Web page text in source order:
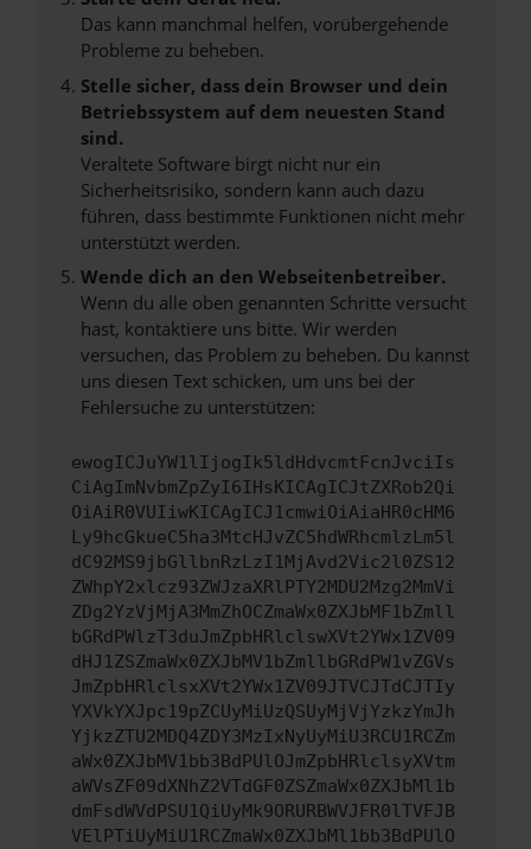
Das kann manchmal helfen, vorübergehende
Probleme zu beheben.
Stelle sicher, dass dein Browser und dein
Betriebssystem auf dem neuesten Stand
sind.
Veraltete Software birgt nicht nur ein
Sicherheitsrisiko, sondern kann auch dazu
führen, dass bestimmte Funktionen nicht mehr
unterstützt werden.
Wende dich an den Webseitenbetreiber.
Wenn du alle oben genannten Schritte versucht
hast, kontaktiere uns bitte. Wir werden
versuchen, das Problem zu beheben. Du kannst
uns diesen Text schicken, um uns bei der
Fehlersuche zu unterstützen:
ewogICJuYW1lIjogIk5ldHdvcmtFcnJvciIs
CiAgImNvbmZpZyI6IHsKICAgICJtZXRob2Qi
OiAiR0VUIiwKICAgICJ1cmwiOiAiaHR0cHM6
Ly9hcGkueC5ha3MtcHJvZC5hdWRhcmlzLm5l
dC92MS9jbGllbnRzLzI1MjAvd2Vic2l0ZS12
ZWhpY2xlcz93ZWJzaXRlPTY2MDU2Mzg2MmVi
ZDg2YzVjMjA3MmZhOCZmaWx0ZXJbMF1bZmll
bGRdPWlzT3duJmZpbHRlclswXVt2YWx1ZV09
dHJ1ZSZmaWx0ZXJbMV1bZmllbGRdPW1vZGVs
JmZpbHRlclsxXVt2YWx1ZV09JTVCJTdCJTIy
YXVkYXJpc19pZCUyMiUzQSUyMjVjYzkzYmJh
YjkzZTU2MDQ4ZDY3MzIxNyUyMiU3RCU1RCZm
aWx0ZXJbMV1bb3BdPUlOJmZpbHRlclsyXVtm
aWVsZF09dXNhZ2VTdGF0ZSZmaWx0ZXJbMl1b
dmFsdWVdPSU1QiUyMk9ORURBWVJFR0lTVFJB
VElPTiUyMiU1RCZmaWx0ZXJbMl1bb3BdPUlO